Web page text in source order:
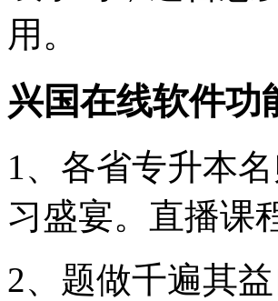
用。
兴国在线软件功
1、各省专升本
习盛宴。直播课
2、题做千遍其